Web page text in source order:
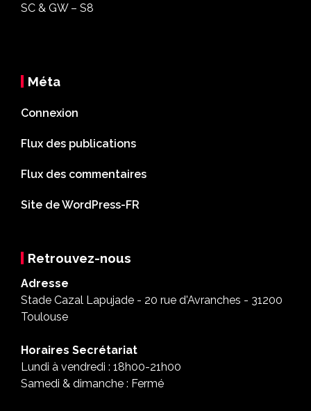
SC & GW – S8
Méta
Connexion
Flux des publications
Flux des commentaires
Site de WordPress-FR
Retrouvez-nous
Adresse
Stade Cazal Lapujade - 20 rue d'Avranches - 31200
Toulouse
Horaires Secrétariat
Lundi à vendredi : 18h00-21h00
Samedi & dimanche : Fermé